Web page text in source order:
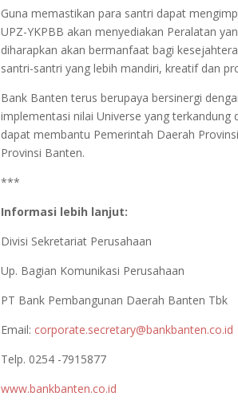
Guna memastikan para santri dapat
UPZ-YKPBB akan menyediakan Peralatan
diharapkan akan bermanfaat bagi
santri-santri yang lebih mandiri, kreatif dan
Bank Banten terus berupaya bersinergi
implementasi nilai Universe yang terkandung
dapat membantu Pemerintah Daerah
Provinsi Banten.
***
Informasi lebih lanjut:
Divisi Sekretariat Perusahaan
Up. Bagian Komunikasi Perusahaan
PT Bank Pembangunan Daerah Banten Tbk
Email: corporate.secretary@bankbanten.co.id
Telp. 0254 -7915877
www.bankbanten.co.id